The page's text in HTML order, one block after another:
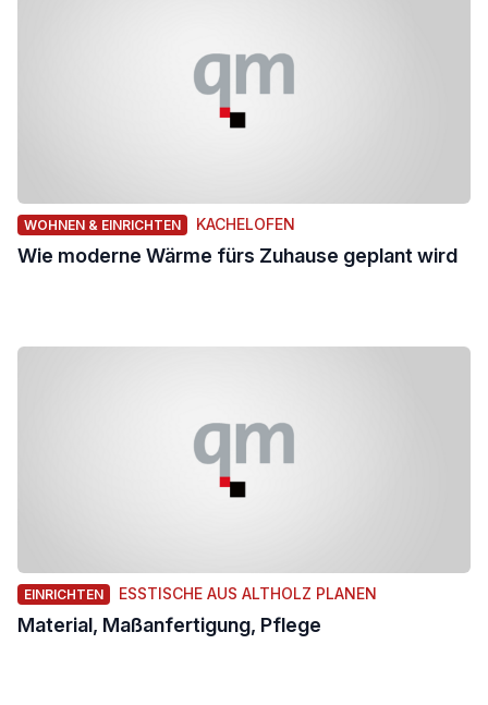
WOHNEN & EINRICHTEN KACHELOFEN
Wie moderne Wärme fürs Zuhause geplant wird
EINRICHTEN ESSTISCHE AUS ALTHOLZ PLANEN
Material, Maßanfertigung, Pflege